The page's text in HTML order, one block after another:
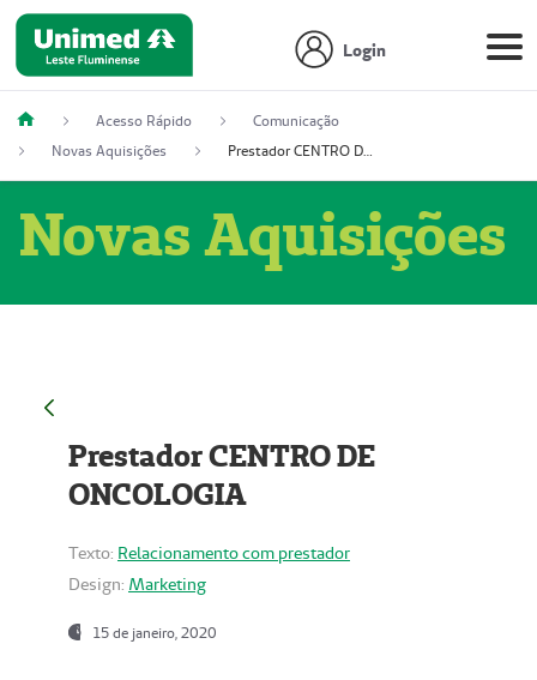
Login
Acesso Rápido
Comunicação
Novas Aquisições
Prestador CENTRO DE ONCOLOGIA
Novas Aquisições
Prestador CENTRO DE
ONCOLOGIA
Texto: Relacionamento com prestador
Design: Marketing
15 de janeiro, 2020